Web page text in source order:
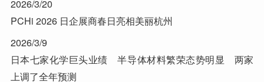
2026/3/20
PCHi 2026 日企展商春日亮相美丽杭州
2026/3/9
日本七家化学巨头业绩 半导体材料繁荣态势明显 两家
上调了全年预测